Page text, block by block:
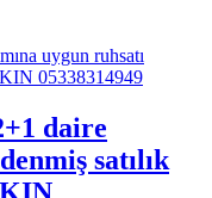
daire
satılık